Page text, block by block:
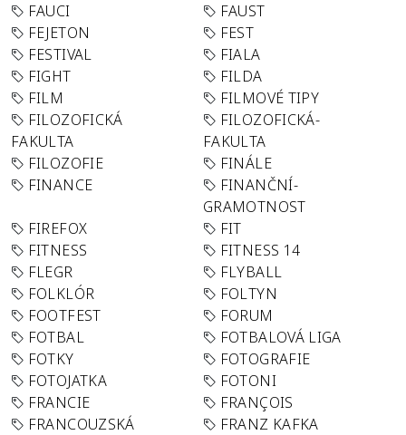
FAUCI
FAUST
FEJETON
FEST
FESTIVAL
FIALA
FIGHT
FILDA
FILM
FILMOVÉ TIPY
FILOZOFICKÁ
FAKULTA
FILOZOFICKÁ-
FAKULTA
FILOZOFIE
FINÁLE
FINANCE
FINANČNÍ-
GRAMOTNOST
FIREFOX
FIT
FITNESS
FITNESS 14
FLEGR
FLYBALL
FOLKLÓR
FOLTYN
FOOTFEST
FORUM
FOTBAL
FOTBALOVÁ LIGA
FOTKY
FOTOGRAFIE
FOTOJATKA
FOTONI
FRANCIE
FRANÇOIS
FRANCOUZSKÁ
FRANZ KAFKA